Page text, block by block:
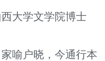
大学文学院博士
喻户晓，今通行本